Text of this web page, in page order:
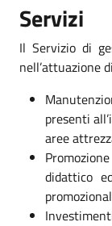
Servizi
Il Servizio di
nell’attuazione
presenti
aree
didattico